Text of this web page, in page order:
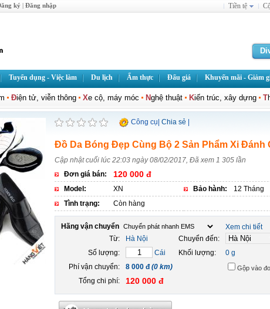
ký | Đăng nhập Tiền tệ
Tuyển dụng - Việc làm Du lịch Ẩm thực Đấu giá Khuyến mãi - Giảm
Điện tử, viễn thông Xe cộ, máy móc Nghệ thuật Kiến trúc, xây dựng T
Chia sẻ
Công cụ
Đồ Da Bóng Đẹp Cùng Bộ 2 Sản Phẩm Xi Đánh
Cập nhật cuối lúc 22:03 ngày 08/02/2017, Đã xem 1 305 lần
Đơn giá bán:
120 000 đ
Model: XN Bảo hành:
12 Tháng
Tình trạng:
Còn hàng
Hãng vận chuyển
Xem chi tiết
Từ:
Hà Nội
Chuyển đến:
Số lượng:
Cái Khối lượng:
0 g
Phí vận chuyển:
8 000 đ(0 km) Gộp vào
Tổng chi phí: 120 000 đ